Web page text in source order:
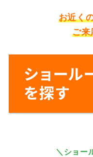
お近く
ご来
＼ショー